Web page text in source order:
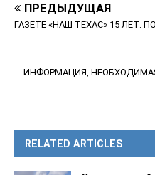
ПРЕДЫДУЩАЯ
ГАЗЕТЕ «НАШ ТЕХАС» 15 ЛЕТ:
ИНФОРМАЦИЯ,
RELATED ARTICLES